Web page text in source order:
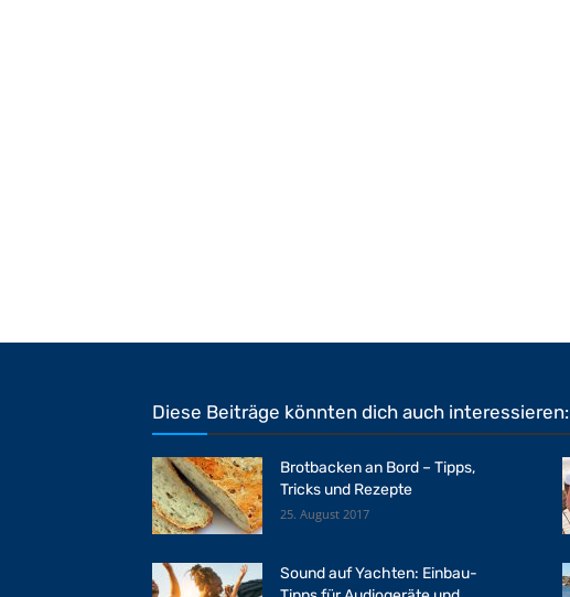
Diese Beiträge könnten dich auch interessieren:
Brotbacken an Bord – Tipps,
Tricks und Rezepte
25. August 2017
Sound auf Yachten: Einbau-